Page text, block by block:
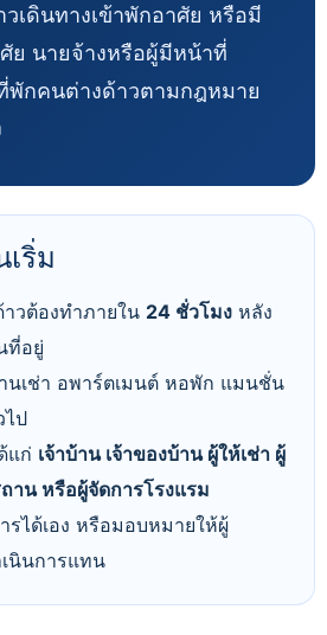
วเดินทางเข้าพักอาศัย หรือมี
ย นายจ้างหรือผู้มีหน้าที่
พักคนต่างด้าวตามกฎหมาย
ริ่ม
วต้องทำภายใน 24 ชั่วโมง หลัง
ที่อยู่
เช่า อพาร์ตเมนต์ หอพัก แมนชั่น
ไป
แก่ เจ้าบ้าน เจ้าของบ้าน ผู้ให้เช่า ผู้
าน หรือผู้จัดการโรงแรม
รได้เอง หรือมอบหมายให้ผู้
นินการแทน